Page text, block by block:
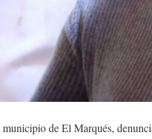
de El Marqués,